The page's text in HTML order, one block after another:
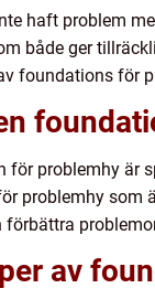
haft problem
både ger
foundations för
för problemhy är
problemhy som
förbättra
av